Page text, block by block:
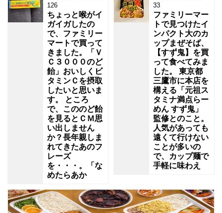
126
ちょっと喉がイ
ガイガしたの
で、ファミリー
マートで買って
きました。「Ｖ
Ｃ３０００のど
飴」おいしくビ
タミンＣを摂取
したいと思いま
す。 ところ
で、こののど飴
を見るとＣＭ思
い出しません
か？長年親しま
れてきたあのフ
レーズ
を・・・。「な
めたらあか
33
ファミリーマー
トで見つけたイ
ンパクト大のカ
ップまぜそば、
【すず鬼】を買
って食べてみま
した。 東京都
三鷹市に本店を
構える「元祖ス
タミナ満点らー
めん すず鬼」
監修とのこと。
人気があっても
遠くて行けない
ことが多いの
で、カップ麺で
手軽に味わえ